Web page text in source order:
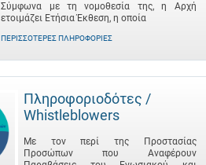
Σύμφωνα με τη νομοθεσία της, η Αρχή
ετοιμάζει Ετήσια Έκθεση, η οποία
ΠΕΡΙΣΣΌΤΕΡΕΣ ΠΛΗΡΟΦΟΡΊΕΣ
Πληροφοριοδότες /
Whistleblowers
Με τον περί της Προστασίας
Προσώπων που Αναφέρουν